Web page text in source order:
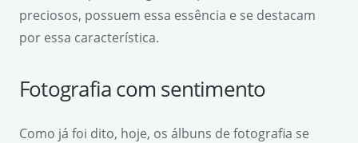
preciosos, possuem essa essência e se destacam
por essa característica.
Fotografia com sentimento
Como já foi dito, hoje, os álbuns de fotografia se